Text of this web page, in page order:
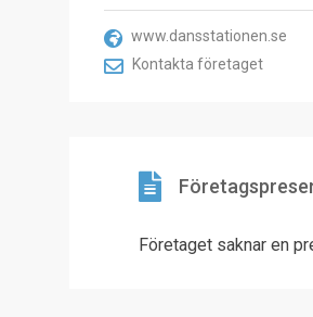
www.dansstationen.se
Kontakta företaget
Företaget saknar en